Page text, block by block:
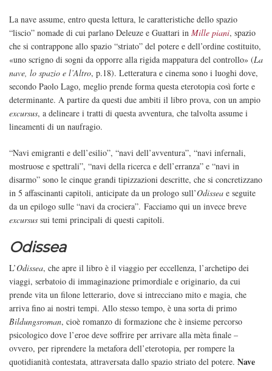
La nave assume, entro questa lettura, le caratteristiche dello spazio
“liscio” nomade di cui parlano Deleuze e Guattari in Mille piani, spazio
che si contrappone allo spazio “striato” del potere e dell’ordine costituito,
«uno scrigno di sogni da opporre alla rigida mappatura del controllo» (La
nave, lo spazio e l’Altro, p.18). Letteratura e cinema sono i luoghi dove,
secondo Paolo Lago, meglio prende forma questa eterotopia così forte e
determinante. A partire da questi due ambiti il libro prova, con un ampio
excursus, a delineare i tratti di questa avventura, che talvolta assume i
lineamenti di un naufragio.
“Navi emigranti e dell’esilio”, “navi dell’avventura”, “navi infernali,
mostruose e spettrali”, “navi della ricerca e dell’erranza” e “navi in
disarmo” sono le cinque grandi tipizzazioni descritte, che si concretizzano
in 5 affascinanti capitoli, anticipate da un prologo sull’Odissea e seguite
da un epilogo sulle “navi da crociera”. Facciamo qui un invece breve
excursus sui temi principali di questi capitoli.
Odissea
L’Odissea, che apre il libro è il viaggio per eccellenza, l’archetipo dei
viaggi, serbatoio di immaginazione primordiale e originario, da cui
prende vita un filone letterario, dove si intrecciano mito e magia, che
arriva fino ai nostri tempi. Allo stesso tempo, è una sorta di primo
Bildungsroman, cioè romanzo di formazione che è insieme percorso
psicologico dove l’eroe deve soffrire per arrivare alla mèta finale –
ovvero, per riprendere la metafora dell’eterotopia, per rompere la
quotidianità contestata, attraversata dallo spazio striato del potere. Nave